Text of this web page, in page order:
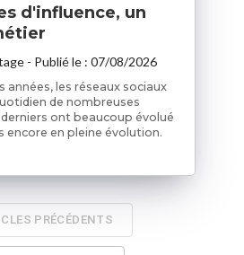
d'influence, un
- Publié le : 07/08/2026
années, les réseaux sociaux
de nombreuses
ont beaucoup évolué
encore en pleine évolution.
PRÉCÉDENTS